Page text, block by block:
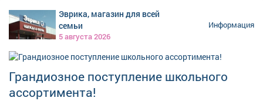
Подрядчик отказался устранять недостатки по
гарантии. В таких случаях - только суд. Поможем с
консультацией, но решение за ними. Записаться на
17:00, по телефону: 32-16-75.
Эврика, магазин для всей
семьи
5 августа 2026
Информация
Грандиозное поступление школьного
ассортимента!